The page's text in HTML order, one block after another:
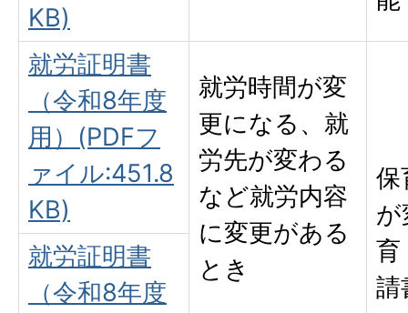
KB)
就労証明書
（令和8年度
用）(PDFフ
ァイル:451.8
KB)
就労時間が変
更になる、就
労先が変わる
など就労内容
に変更がある
とき
保
が
育
請
就労証明書
（令和8年度